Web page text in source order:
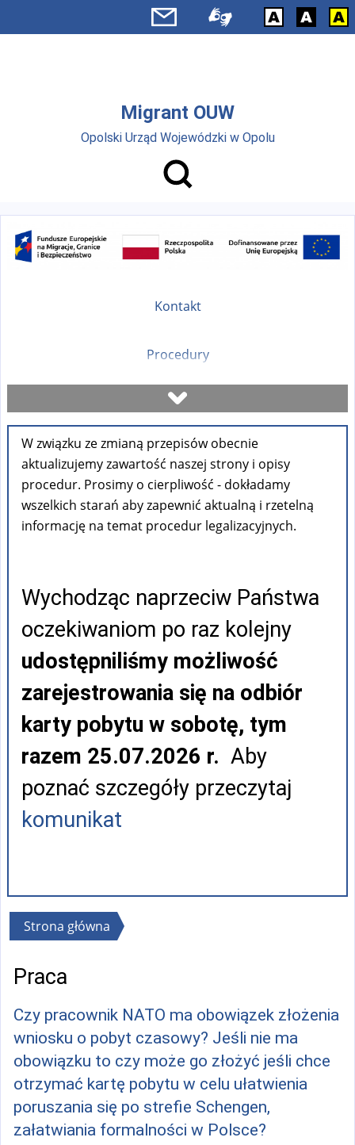
Przejdź do menu głównego
Migrant OUW
Opolski Urząd Wojewódzki w Opolu
Kontakt
Procedury
Umów się na wizytę
Sprawdź stan sprawy
Formularze
FAQ
Pouczenia
W związku ze zmianą przepisów obecnie
aktualizujemy zawartość naszej strony i opisy
procedur. Prosimy o cierpliwość - dokładamy
wszelkich starań aby zapewnić aktualną i rzetelną
informację na temat procedur legalizacyjnych.
Wychodząc naprzeciw Państwa
oczekiwaniom po raz kolejny
udostępniliśmy możliwość
zarejestrowania się na odbiór
karty pobytu w sobotę, tym
razem 25.07.2026 r. Aby
poznać szczegóły przeczytaj
komunikat
Jesteś
Strona główna
Praca
Czy pracownik NATO ma obowiązek złożenia
wniosku o pobyt czasowy? Jeśli nie ma
obowiązku to czy może go złożyć jeśli chce
otrzymać kartę pobytu w celu ułatwienia
poruszania się po strefie Schengen,
załatwiania formalności w Polsce?